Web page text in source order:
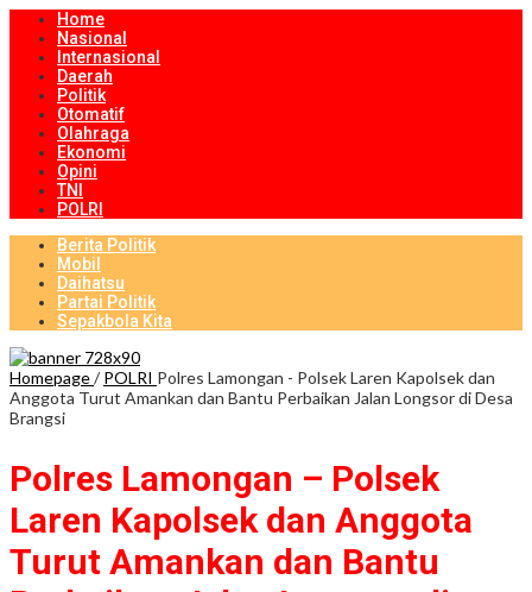
Home
Nasional
Internasional
Daerah
Politik
Otomatif
Olahraga
Ekonomi
Opini
TNI
POLRI
Berita Politik
Mobil
Daihatsu
Partai Politik
Sepakbola Kita
Homepage/ POLRI Polres Lamongan - Polsek Laren Kapolsek dan
Anggota Turut Amankan dan Bantu Perbaikan Jalan Longsor di Desa
Brangsi
Polres Lamongan – Polsek
Laren Kapolsek dan Anggota
Turut Amankan dan Bantu